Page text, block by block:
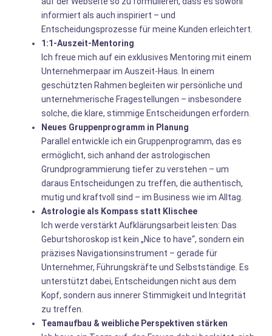
informiert als auch inspiriert – und
Entscheidungsprozesse für meine Kunden erleichtert.
1:1-Auszeit-Mentoring
Ich freue mich auf ein exklusives Mentoring mit einem
Unternehmerpaar im Auszeit-Haus. In einem
geschützten Rahmen begleiten wir persönliche und
unternehmerische Fragestellungen – insbesondere
solche, die klare, stimmige Entscheidungen erfordern.
Neues Gruppenprogramm in Planung
Parallel entwickle ich ein Gruppenprogramm, das es
ermöglicht, sich anhand der astrologischen
Grundprogrammierung tiefer zu verstehen – um
daraus Entscheidungen zu treffen, die authentisch,
mutig und kraftvoll sind – im Business wie im Alltag.
Astrologie als Kompass statt Klischee
Ich werde verstärkt Aufklärungsarbeit leisten: Das
Geburtshoroskop ist kein „Nice to have“, sondern ein
präzises Navigationsinstrument – gerade für
Unternehmer, Führungskräfte und Selbstständige. Es
unterstützt dabei, Entscheidungen nicht aus dem
Kopf, sondern aus innerer Stimmigkeit und Integrität
zu treffen.
Teamaufbau & weibliche Perspektiven stärken